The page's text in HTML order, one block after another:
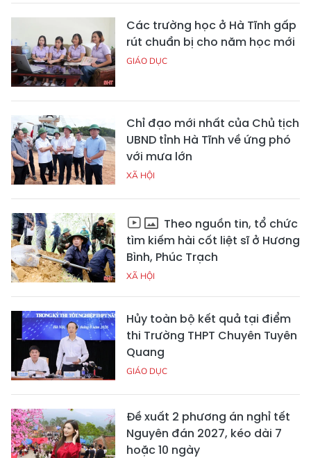
Các trường học ở Hà Tĩnh gấp
rút chuẩn bị cho năm học mới
GIÁO DỤC
Chỉ đạo mới nhất của Chủ tịch
UBND tỉnh Hà Tĩnh về ứng phó
với mưa lớn
XÃ HỘI
Theo nguồn tin, tổ chức
tìm kiếm hài cốt liệt sĩ ở Hương
Bình, Phúc Trạch
XÃ HỘI
Hủy toàn bộ kết quả tại điểm
thi Trường THPT Chuyên Tuyên
Quang
GIÁO DỤC
Đề xuất 2 phương án nghỉ tết
Nguyên đán 2027, kéo dài 7
hoặc 10 ngày